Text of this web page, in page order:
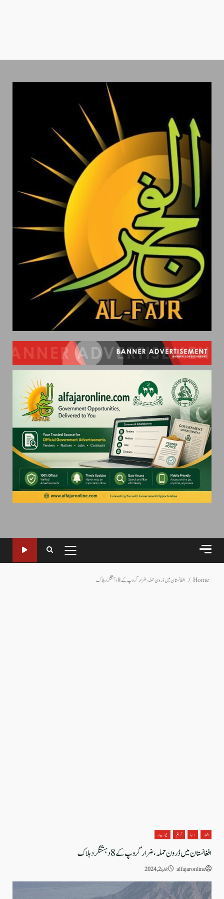
PRIMARY
MENU
Home افغانستان میں ڈرون حملہ، ضرار گروپ کے 8 دہشتگرد ہلاک
اخبار دنیا کرائم نیوز بیٹ
افغانستان میں ڈرون حملہ، ضرار گروپ کے 8 دہشتگرد ہلاک
alfajaronline جون 2, 2024